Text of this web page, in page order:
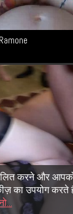
करने और आपको
का उपयोग करते